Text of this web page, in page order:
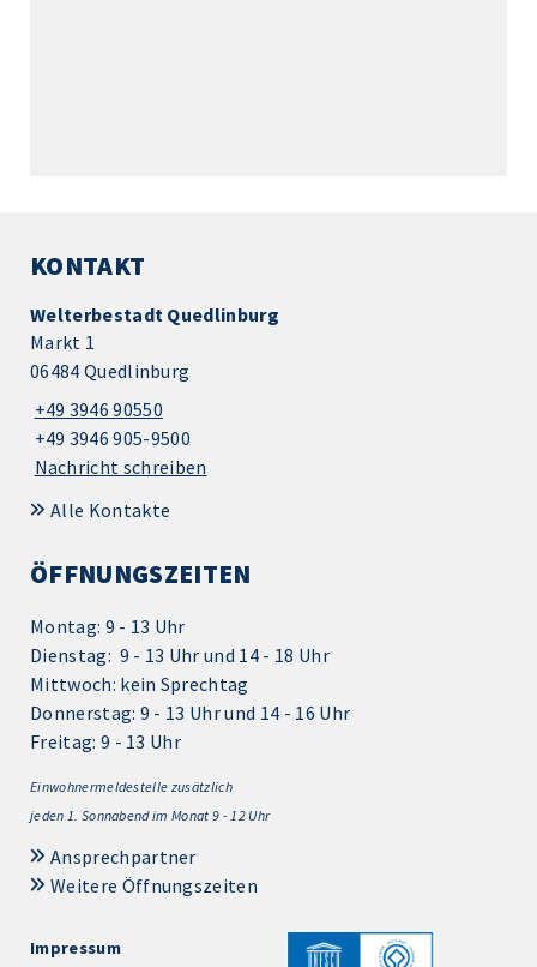
KONTAKT
Welterbestadt Quedlinburg
Markt 1
06484 Quedlinburg
+49 3946 90550
+49 3946 905-9500
Nachricht schreiben
Alle Kontakte
ÖFFNUNGSZEITEN
Montag: 9 - 13 Uhr
Dienstag: 9 - 13 Uhr und 14 - 18 Uhr
Mittwoch: kein Sprechtag
Donnerstag: 9 - 13 Uhr und 14 - 16 Uhr
Freitag: 9 - 13 Uhr
Einwohnermeldestelle zusätzlich
jeden 1. Sonnabend im Monat 9 - 12 Uhr
Ansprechpartner
Weitere Öffnungszeiten
Impressum